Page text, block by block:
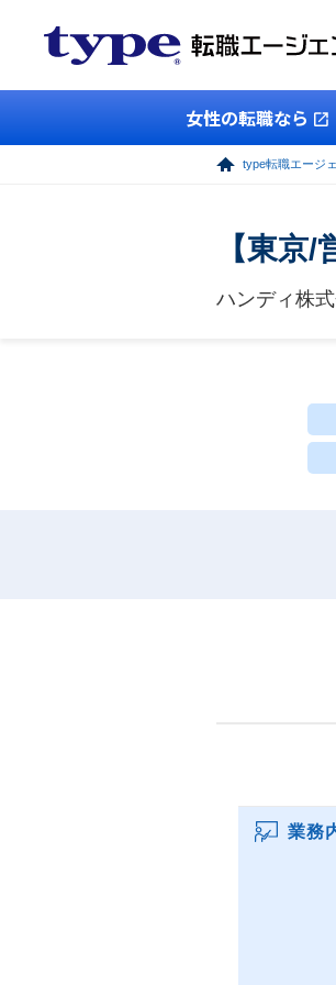
女性の転職なら
type転職エージ
【東京
ハンディ株
業務